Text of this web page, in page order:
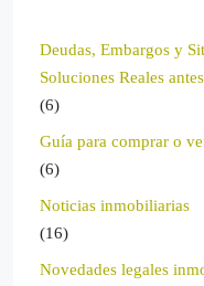
Deudas, Embargos y
Soluciones Reales
(6)
Guía para comprar o
(6)
Noticias inmobiliarias
(16)
Novedades legales